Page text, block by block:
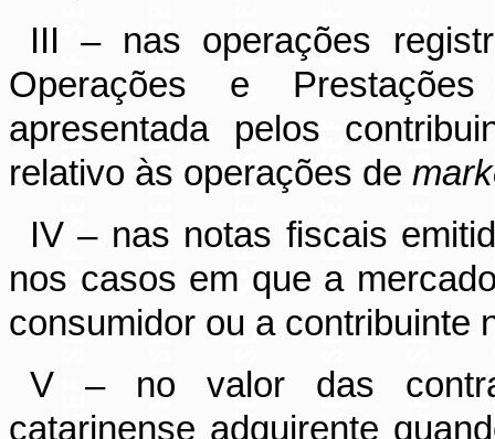
III – nas operações
Operações e
apresentada pelos
relativo às operações de
IV– nas notas fiscais
nos casos em que a
consumidor ou a contribuinte
V – no valor das
catarinense adquirente